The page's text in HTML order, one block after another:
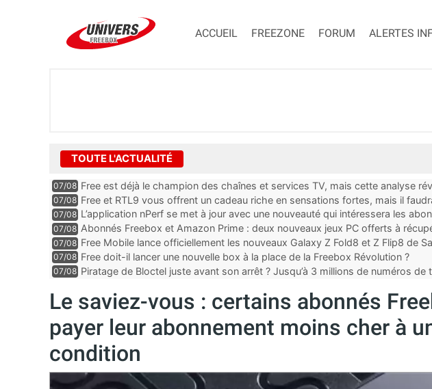
ACCUEIL FREEZONE FORUM ALERTES
TOUTE L'ACTUALITÉ
07/08 Free est déjà le champion des chaînes et services TV, mais cette analyse
encore au moin...
07/08 Free et RTL9 vous offrent un cadeau riche en sensations fortes, mais il
l’obtenir
07/08 L’application nPerf se met à jour avec une nouveauté qui intéressera les
Mobile, Orange, SFR ...
07/08 Abonnés Freebox et Amazon Prime : deux nouveaux jeux PC offerts à
07/08 Free Mobile lance officiellement les nouveaux Galaxy Z Fold8 et Z Flip8 de
des promos et des cadeaux
07/08 Free doit-il lancer une nouvelle box à la place de la Freebox Révolution ?
07/08 Piratage de Bloctel juste avant son arrêt ? Jusqu’à 3 millions de numéros de
Le saviez-vous : certains abonnés
payer leur abonnement moins cher à
condition